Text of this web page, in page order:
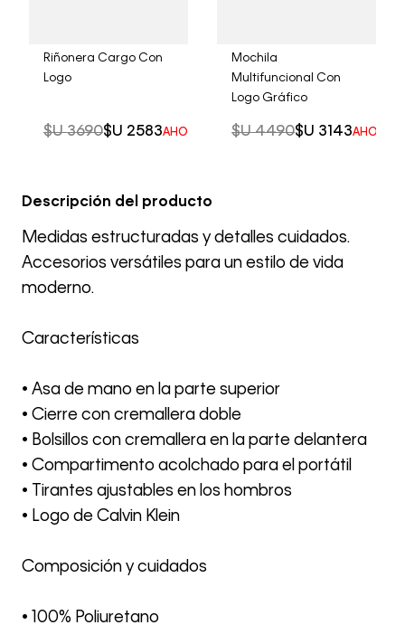
Riñonera Cargo Con
Logo
$U 3690$U 2583AHORRO DEL30%
Mochila
Multifuncional Con
Logo Gráfico
$U 4490$U 3143AHORRO
Descripción del producto
Medidas estructuradas y detalles cuidados.
Accesorios versátiles para un estilo de vida
moderno.
Características
• Asa de mano en la parte superior
• Cierre con cremallera doble
• Bolsillos con cremallera en la parte delantera
• Compartimento acolchado para el portátil
• Tirantes ajustables en los hombros
• Logo de Calvin Klein
Composición y cuidados
• 100% Poliuretano